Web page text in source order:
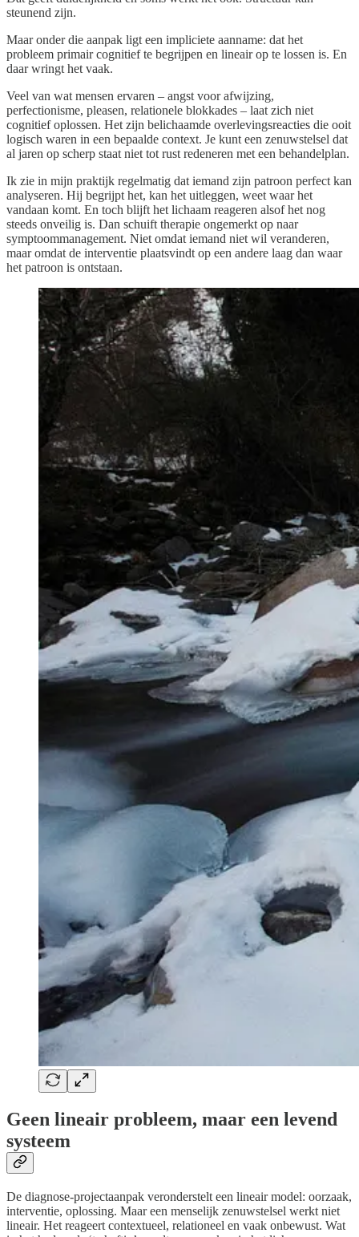
steunend zijn.
Maar onder die aanpak ligt een impliciete aanname: dat het
probleem primair cognitief te begrijpen en lineair op te lossen is. En
daar wringt het vaak.
Veel van wat mensen ervaren – angst voor afwijzing,
perfectionisme, pleasen, relationele blokkades – laat zich niet
cognitief oplossen. Het zijn belichaamde overlevingsreacties die ooit
logisch waren in een bepaalde context. Je kunt een zenuwstelsel dat
al jaren op scherp staat niet tot rust redeneren met een behandelplan.
Ik zie in mijn praktijk regelmatig dat iemand zijn patroon perfect kan
analyseren. Hij begrijpt het, kan het uitleggen, weet waar het
vandaan komt. En toch blijft het lichaam reageren alsof het nog
steeds onveilig is. Dan schuift therapie ongemerkt op naar
symptoommanagement. Niet omdat iemand niet wil veranderen,
maar omdat de interventie plaatsvindt op een andere laag dan waar
het patroon is ontstaan.
Geen lineair probleem, maar een levend
systeem
De diagnose-projectaanpak veronderstelt een lineair model: oorzaak,
interventie, oplossing. Maar een menselijk zenuwstelsel werkt niet
lineair. Het reageert contextueel, relationeel en vaak onbewust. Wat